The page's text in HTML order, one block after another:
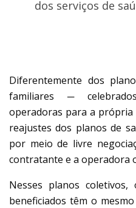
dos serviços de
Diferentemente dos
familiares ─
operadoras para a própria
reajustes dos planos de
por meio de livre
contratante e a operadora
Nesses planos
beneficiados têm o